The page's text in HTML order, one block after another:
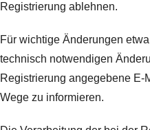
Registrierung ablehnen.
Für wichtige Änderungen
technisch notwendigen
Registrierung angegebene E-
Wege zu informieren.